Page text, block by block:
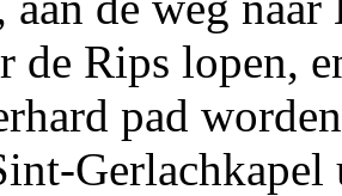
de Rips lopen,
pad
Gerlachkapel